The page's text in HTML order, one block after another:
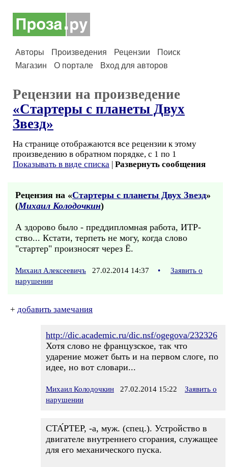
Авторы Произведения Рецензии
Поиск
Магазин
О портале Вход для авторов
Рецензии на произведение
«Стартеры с планеты Двух
Звезд»
На странице отображаются все рецензии к этому
произведению в обратном порядке, с 1 по 1
Показывать в виде списка | Развернуть сообщения
Рецензия на «Стартеры с планеты Двух Звезд»
(Михаил Колодочкин)
А здорово было - преддипломная работа, ИТР-
ство... Кстати, терпеть не могу, когда слово
"стартер" произносят через Ё.
Михаил Алексеевичъ 27.02.2014 14:37 •
Заявить о
нарушении
+ добавить замечания
http://dic.academic.ru/dic.nsf/ogegova/232326
Хотя слово не французское, так что
ударение может быть и на первом слоге, по
идее, но вот словари...
Михаил Колодочкин 27.02.2014 15:22
Заявить о
нарушении
СТА́РТЕР, -а, муж. (спец.). Устройство в
двигателе внутреннего сгорания, служащее
для его механического пуска.